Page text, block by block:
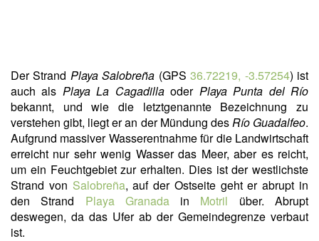
Der Strand Playa Salobreña (GPS36.72219, -3.57254) ist
auch als Playa La Cagadillaoder Playa Punta del Río
bekannt, und wie die letztgenannte Bezeichnung zu
verstehen gibt, liegt er an der Mündung desRío Guadalfeo.
Aufgrund massiver Wasserentnahme für die Landwirtschaft
erreicht nur sehr wenig Wasser das Meer, aber es reicht,
um ein Feuchtgebiet zur erhalten. Dies ist der westlichste
Strand von Salobreña, auf der Ostseite geht er abrupt in
den Strand Playa Granadain Motril über. Abrupt
deswegen, da das Ufer ab der Gemeindegrenze verbaut
ist.